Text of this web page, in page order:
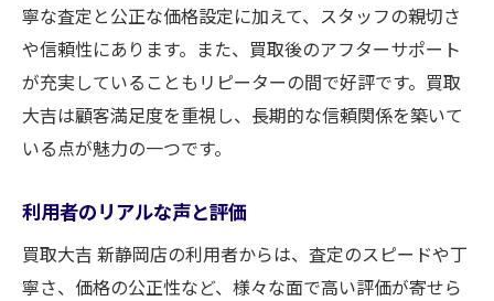
寧な査定と公正な価格設定に加えて、スタッフの親切さ
や信頼性にあります。また、買取後のアフターサポート
が充実していることもリピーターの間で好評です。買取
大吉は顧客満足度を重視し、長期的な信頼関係を築いて
いる点が魅力の一つです。
利用者のリアルな声と評価
買取大吉 新静岡店の利用者からは、査定のスピードや丁
寧さ、価格の公正性など、様々な面で高い評価が寄せら